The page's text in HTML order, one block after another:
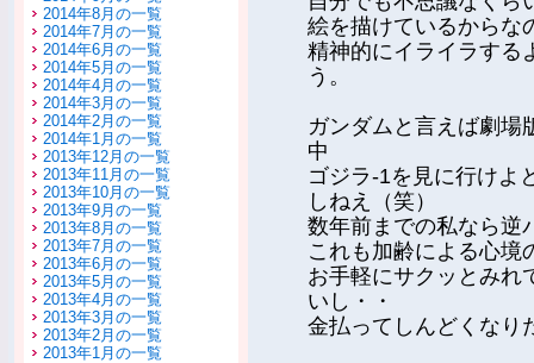
2014年8月の一覧
2014年7月の一覧
2014年6月の一覧
2014年5月の一覧
2014年4月の一覧
2014年3月の一覧
2014年2月の一覧
2014年1月の一覧
2013年12月の一覧
2013年11月の一覧
2013年10月の一覧
2013年9月の一覧
2013年8月の一覧
2013年7月の一覧
2013年6月の一覧
2013年5月の一覧
2013年4月の一覧
2013年3月の一覧
2013年2月の一覧
2013年1月の一覧
絵を描けているからな
精神的にイライラする
う。
ガンダムと言えば劇場
中
ゴジラ-1を見に行けよ
しねえ（笑）
数年前までの私なら逆
これも加齢による心境
お手軽にサクッとみれ
いし・・
金払ってしんどくなり